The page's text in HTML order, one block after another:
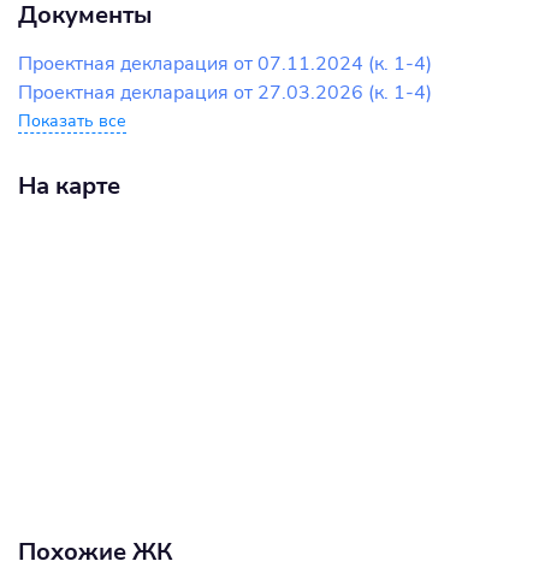
Документы
Проектная декларация от 07.11.2024 (к. 1-4)
Проектная декларация от 27.03.2026 (к. 1-4)
Показать все
На карте
Похожие ЖК